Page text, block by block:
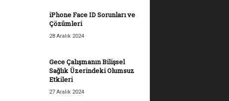
iPhone Face ID Sorunları ve
Çözümleri
28 Aralık 2024
Gece Çalışmanın Bilişsel
Sağlık Üzerindeki Olumsuz
Etkileri
27 Aralık 2024